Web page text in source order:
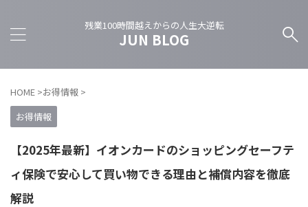
残業100時間越えからの人生大逆転
JUN BLOG
HOME >お得情報 >
お得情報
【2025年最新】イオンカードのショッピングセーフテ
ィ保険で安心して買い物できる理由と補償内容を徹底
解説